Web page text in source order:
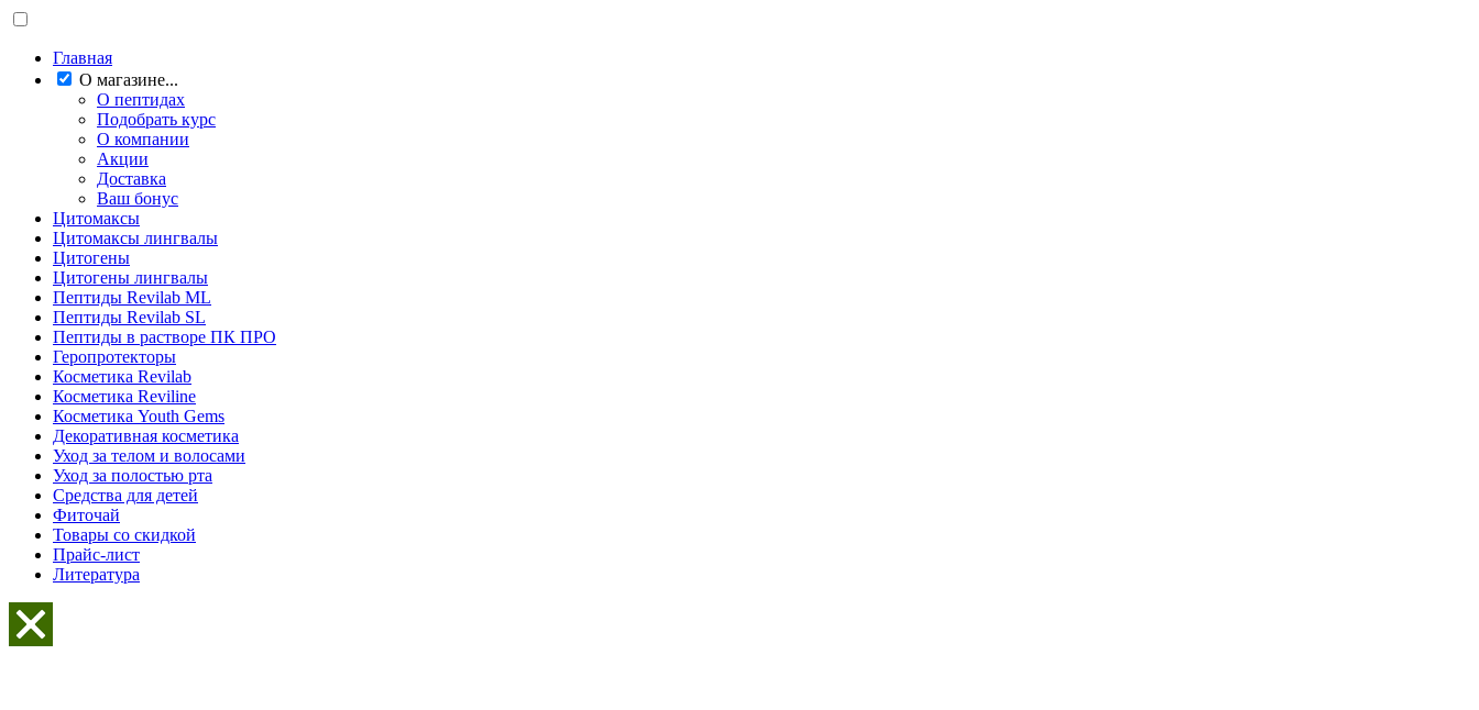
Главная
О магазине...
О пептидах
Подобрать курс
О компании
Акции
Доставка
Ваш бонус
Цитомаксы
Цитомаксы лингвалы
Цитогены
Цитогены лингвалы
Пептиды Revilab ML
Пептиды Revilab SL
Пептиды в растворе ПК ПРО
Геропротекторы
Косметика Revilab
Косметика Reviline
Косметика Youth Gems
Декоративная косметика
Уход за телом и волосами
Уход за полостью рта
Средства для детей
Фиточай
Товары со скидкой
Прайс-лист
Литература